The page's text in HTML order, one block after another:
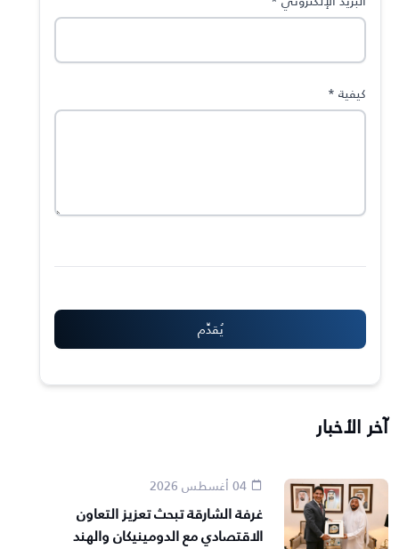
كيفية *
آخر الأخبار
04 أغسطس 2026
غرفة الشارقة تبحث تعزيز التعاون
الاقتصادي مع الدومينيكان والهند